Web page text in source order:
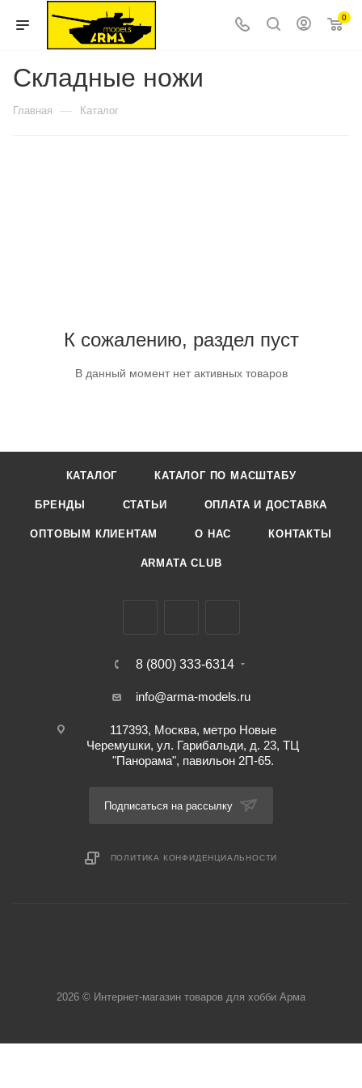
0
Складные ножи
Главная — Каталог
К сожалению, раздел пуст
В данный момент нет активных товаров
КАТАЛОГ КАТАЛОГ ПО МАСШТАБУ
БРЕНДЫ СТАТЬИ ОПЛАТА И ДОСТАВКА
ОПТОВЫМ КЛИЕНТАМ О НАС КОНТАКТЫ
ARMATA CLUB
8 (800) 333-6314
info@arma-models.ru
117393, Москва, метро Новые
Черемушки, ул. Гарибальди, д. 23, ТЦ
"Панорама", павильон 2П-65.
Подписаться на рассылку
ПОЛИТИКА КОНФИДЕНЦИАЛЬНОСТИ
2026 © Интернет-магазин товаров для хобби Арма